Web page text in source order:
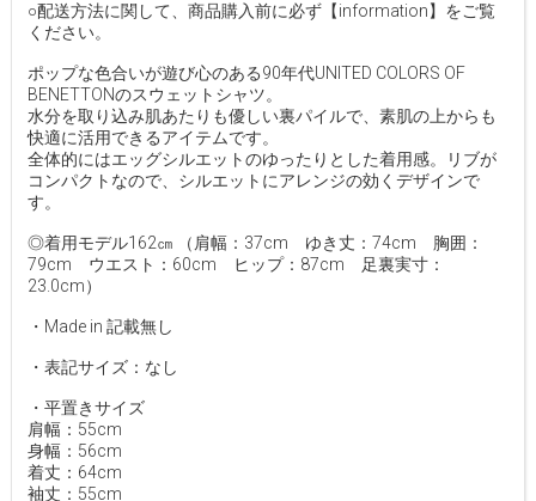
○配送方法に関して、商品購入前に必ず【information】をご覧
ください。
ポップな色合いが遊び心のある90年代UNITED COLORS OF
BENETTONのスウェットシャツ。
水分を取り込み肌あたりも優しい裏パイルで、素肌の上からも
快適に活用できるアイテムです。
全体的にはエッグシルエットのゆったりとした着用感。リブが
コンパクトなので、シルエットにアレンジの効くデザインで
す。
◎着用モデル162㎝ （肩幅：37cm ゆき丈：74cm 胸囲：
79cm ウエスト：60cm ヒップ：87cm 足裏実寸：
23.0cm）
・Made in 記載無し
・表記サイズ：なし
・平置きサイズ
肩幅：55cm
身幅：56cm
着丈：64cm
袖丈：55cm